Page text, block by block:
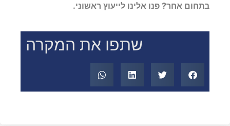
בתחום אחר? פנו אלינו לייעוץ ראשוני.
שתפו את המקרה